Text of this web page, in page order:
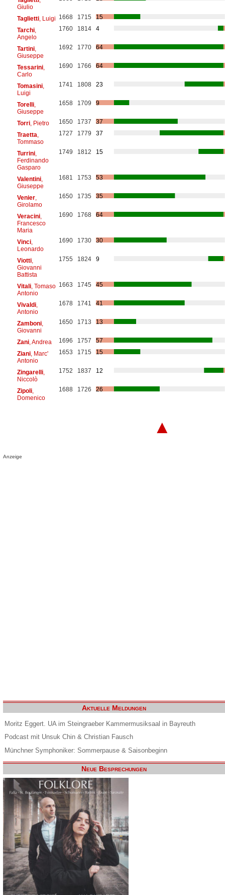
Giulio
Taglietti, Luigi 1668 1715
15
Tarchi,
Angelo
1760 1814 4
Tartini,
Giuseppe
1692 1770 64
Tessarini,
Carlo
1690 1766 64
Tomasini,
Luigi
1741 1808 23
Torelli,
Giuseppe
1658 1709 9
Torri, Pietro 1650 1737
37
Traetta
Tommaso
1727 1779 37
Turrini,
Ferdinando
Gasparo
1749 1812 15
Valentini,
Giuseppe
1681 1753 53
Venier,
Girolamo
1650 1735 35
Veracini,
Francesco
Maria
1690 1768 64
Vinci,
Leonardo
1690 1730 30
Viotti,
Giovanni
Battista
1755 1824 9
Vitali, Tomaso
Antonio
1663 1745 45
Vivaldi,
Antonio
1678 1741 41
Zamboni,
Giovanni
1650 1713 13
Zani, Andrea 1696 1757
57
Ziani, Marc'
Antonio
1653 1715 15
Zingarelli,
Niccolò
1752 1837 12
Zipoli,
Domenico
1688 1726 26
▲
Anzeige
Aktuelle Meldungen
Moritz Eggert. UA im Steingraeber Kammermusiksaal in Bayreuth
Podcast mit Unsuk Chin & Christian Fausch
Münchner Symphoniker: Sommerpause & Saisonbeginn
Neue Besprechungen